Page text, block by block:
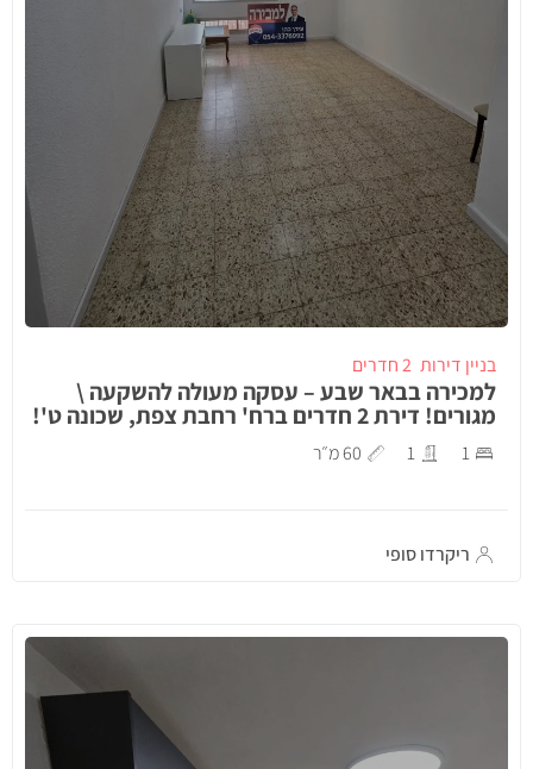
בניין דירות 2 חדרים
למכירה בבאר שבע – עסקה מעולה להשקעה \
מגורים! דירת 2 חדרים ברח' רחבת צפת, שכונה ט'!
1
1 60 מ״ר
ריקרדו סופי